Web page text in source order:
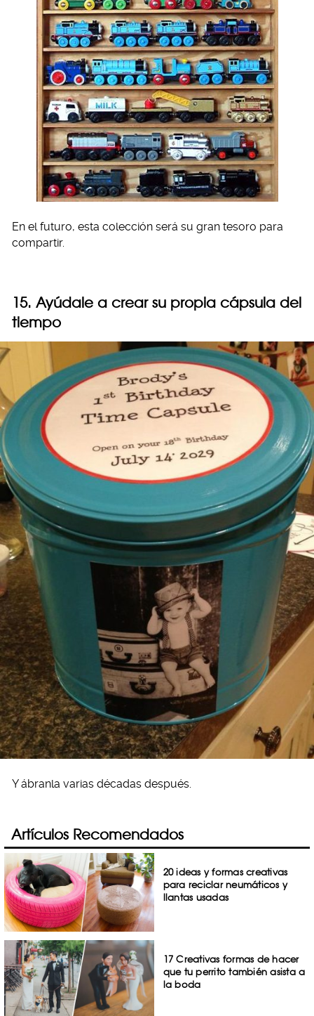
En el futuro, esta colección será su gran tesoro para
compartir.
15. Ayúdale a crear su propia cápsula del
tiempo
Y ábranla varias décadas después.
Artículos Recomendados
20 ideas y formas creativas
para reciclar neumáticos y
llantas usadas
17 Creativas formas de hacer
que tu perrito también asista a
la boda